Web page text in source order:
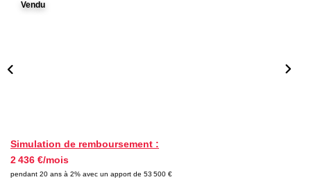
Avis Clients
Vendu
Simulation de remboursement :
2 436 €/mois
pendant 20 ans à 2% avec un apport de 53 500 €